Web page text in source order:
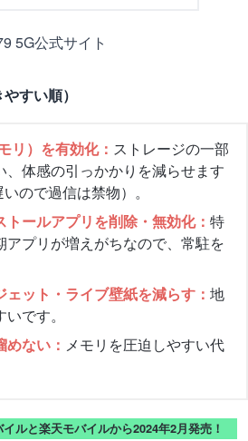
5G公式サイト
すい順）
リ）を有効化： ストレージの一部
、体感の引っかかりを減らせます
ので過信は禁物）。
ールアプリを削除・無効化： 特
アプリが増えがちなので、常駐を
ット・ライブ壁紙を減らす： 地
です。
ない： メモリを圧迫しやすい代
ルと楽天モバイルから2024年2月発売！